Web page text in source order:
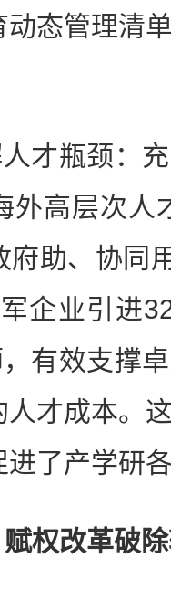
态管理清
才瓶颈：充
外高层次人
助、协同
企业引进
有效支撑
人才成本。
进了产学研
权改革破